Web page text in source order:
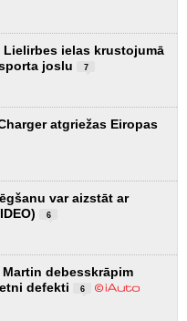
Lielirbes ielas krustojumā
joslu
7
atgriežas Eiropas
var aizstāt ar
6
debesskrāpim
defekti
6